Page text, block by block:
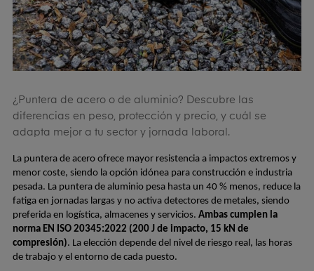
¿Puntera de acero o de aluminio? Descubre las
diferencias en peso, protección y precio, y cuál se
adapta mejor a tu sector y jornada laboral.
La puntera de acero ofrece mayor resistencia a impactos extremos y
menor coste, siendo la opción idónea para construcción e industria
pesada. La puntera de aluminio pesa hasta un 40 % menos, reduce la
fatiga en jornadas largas y no activa detectores de metales, siendo
preferida en logística, almacenes y servicios. Ambas cumplen la
norma EN ISO 20345:2022 (200 J de impacto, 15 kN de
compresión). La elección depende del nivel de riesgo real, las horas
de trabajo y el entorno de cada puesto.